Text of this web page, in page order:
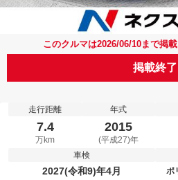
このクルマは2026/06/10まで掲
掲載終了
走行距離
7.4
万km
年式
2015
(平成27)年
車検
2027(令和9)年4月
ポ